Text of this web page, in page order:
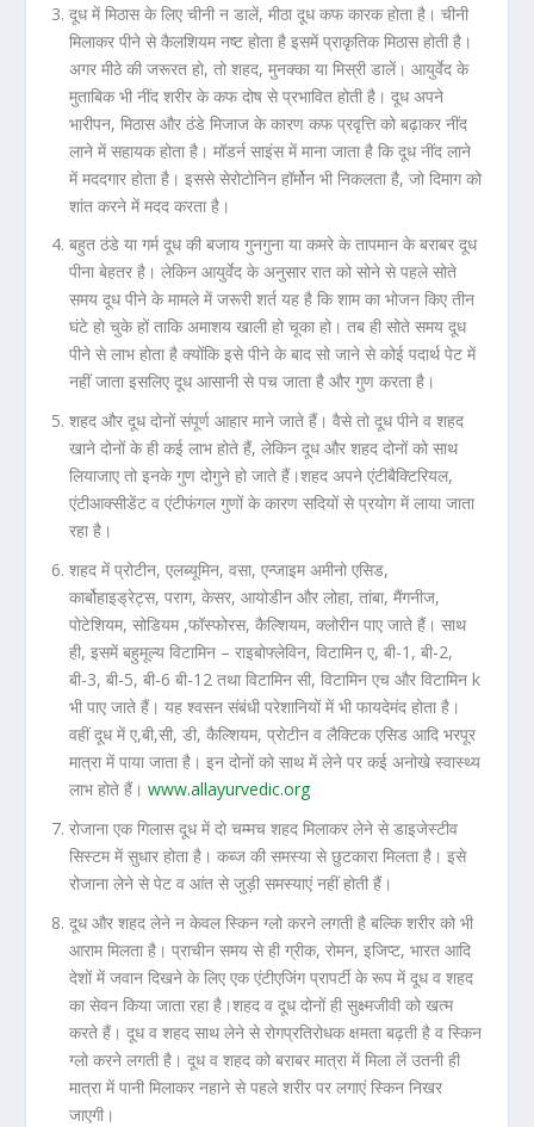
दूध में मिठास के लिए चीनी न डालें, मीठा दूध कफ कारक होता है। चीनी
मिलाकर पीने से कैलशियम नष्ट होता है इसमें प्राकृतिक मिठास होती है।
अगर मीठे की जरूरत हो, तो शहद, मुनक्का या मिस्री डालें। आयुर्वेद के
मुताबिक भी नींद शरीर के कफ दोष से प्रभावित होती है। दूध अपने
भारीपन, मिठास और ठंडे मिजाज के कारण कफ प्रवृत्ति को बढ़ाकर नींद
लाने में सहायक होता है। मॉडर्न साइंस में माना जाता है कि दूध नींद लाने
में मददगार होता है। इससे सेरोटोनिन हॉर्मोन भी निकलता है, जो दिमाग को
शांत करने में मदद करता है।
बहुत ठंडे या गर्म दूध की बजाय गुनगुना या कमरे के तापमान के बराबर दूध
पीना बेहतर है। लेकिन आयुर्वेद के अनुसार रात को सोने से पहले सोते
समय दूध पीने के मामले में जरूरी शर्त यह है कि शाम का भोजन किए तीन
घंटे हो चुके हों ताकि अमाशय खाली हो चूका हो। तब ही सोते समय दूध
पीने से लाभ होता है क्योंकि इसे पीने के बाद सो जाने से कोई पदार्थ पेट में
नहीं जाता इसलिए दूध आसानी से पच जाता है और गुण करता है।
शहद और दूध दोनों संपूर्ण आहार माने जाते हैं। वैसे तो दूध पीने व शहद
खाने दोनों के ही कई लाभ होते हैं, लेकिन दूध और शहद दोनों को साथ
लियाजाए तो इनके गुण दोगुने हो जाते हैं।शहद अपने एंटीबैक्टिरियल,
एंटीआक्सीडेंट व एंटीफंगल गुणों के कारण सदियों से प्रयोग में लाया जाता
रहा है।
शहद में प्रोटीन, एलब्यूमिन, वसा, एन्जाइम अमीनो एसिड,
कार्बोहाइड्रेट्स, पराग, केसर, आयोडीन और लोहा, तांबा, मैंगनीज,
पोटेशियम, सोडियम ,फॉस्फोरस, कैल्शियम, क्लोरीन पाए जाते हैं। साथ
ही, इसमें बहुमूल्य विटामिन – राइबोफ्लेविन, विटामिन ए, बी-1, बी-2,
बी-3, बी-5, बी-6 बी-12 तथा विटामिन सी, विटामिन एच और विटामिन k
भी पाए जाते हैं। यह श्वसन संबंधी परेशानियों में भी फायदेमंद होता है।
वहीं दूध में ए,बी,सी, डी, कैल्शियम, प्रोटीन व लैक्टिक एसिड आदि भरपूर
मात्रा में पाया जाता है। इन दोनों को साथ में लेने पर कई अनोखे स्वास्थ्य
लाभ होते हैं।www.allayurvedic.org
रोजाना एक गिलास दूध में दो चम्मच शहद मिलाकर लेने से डाइजेस्टीव
सिस्टम में सुधार होता है। कब्ज की समस्या से छुटकारा मिलता है। इसे
रोजाना लेने से पेट व आंत से जुड़ी समस्याएं नहीं होती हैं।
दूध और शहद लेने न केवल स्किन ग्लो करने लगती है बल्कि शरीर को भी
आराम मिलता है। प्राचीन समय से ही ग्रीक, रोमन, इजिप्ट, भारत आदि
देशों में जवान दिखने के लिए एक एंटीएजिंग प्रापर्टी के रूप में दूध व शहद
का सेवन किया जाता रहा है।शहद व दूध दोनों ही सुक्ष्मजीवी को खत्म
करते हैं। दूध व शहद साथ लेने से रोगप्रतिरोधक क्षमता बढ़ती है व स्किन
ग्लो करने लगती है। दूध व शहद को बराबर मात्रा में मिला लें उतनी ही
मात्रा में पानी मिलाकर नहाने से पहले शरीर पर लगाएं स्किन निखर
जाएगी।